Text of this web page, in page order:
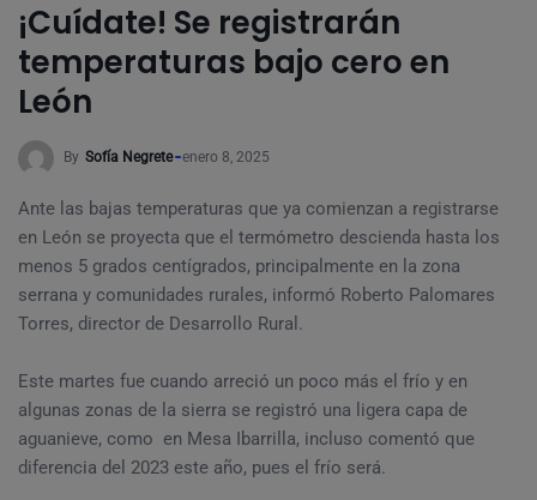
¡Cuídate! Se registrarán
temperaturas bajo cero en
León
By Sofía Negrete enero 8, 2025
Ante las bajas temperaturas que ya comienzan a registrarse
en León se proyecta que el termómetro descienda hasta los
menos 5 grados centígrados, principalmente en la zona
serrana y comunidades rurales, informó Roberto Palomares
Torres, director de Desarrollo Rural.
Este martes fue cuando arreció un poco más el frío y en
algunas zonas de la sierra se registró una ligera capa de
aguanieve, como en Mesa Ibarrilla, incluso comentó que
diferencia del 2023 este año, pues el frío será.